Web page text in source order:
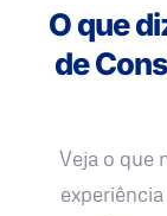
O que
de
Veja o que